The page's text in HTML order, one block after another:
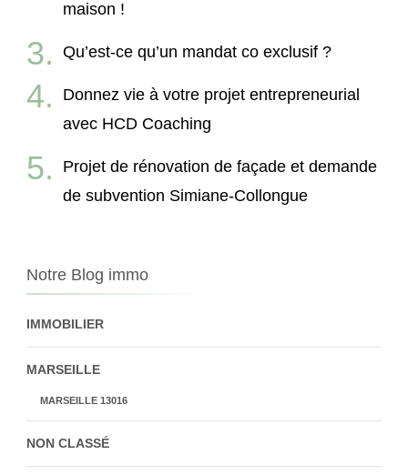
maison !
Qu’est-ce qu’un mandat co exclusif ?
Donnez vie à votre projet entrepreneurial
avec HCD Coaching
Projet de rénovation de façade et demande
de subvention Simiane-Collongue
Notre Blog immo
IMMOBILIER
MARSEILLE
MARSEILLE 13016
NON CLASSÉ